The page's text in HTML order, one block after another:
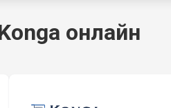
онлайн